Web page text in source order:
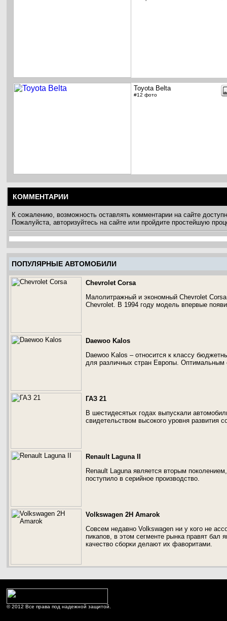
Toyota Belta
#12 фото
КОММЕНТАРИИ
К сожалению, возможность оставлять комментарии на сайте
Пожалуйста, авторизуйтесь на сайте или пройдите простейшую
ПОПУЛЯРНЫЕ АВТОМОБИЛИ
Chevrolet Corsa
Малолитражный и экономный Chevrolet
Chevrolet. В 1994 году модель впервые
Daewoo Kalos
Daewoo Kalos – относится к классу
для различных стран Европы. Оптимальным
ГАЗ 21
В шестидесятых годах выпускали
свидетельством высокого уровня развития
Renault Laguna II
Renault Laguna является вторым
поступило в серийное производство.
Volkswagen 2H Amarok
Совсем недавно Volkswagen ни у кого не
пикапов, в этом сегменте рынка правят бал
качество сборки делают их фаворитами.
© 2012 Все права под надежной защитой.